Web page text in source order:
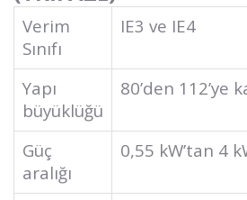
Verim
Sınıfı
IE3 ve IE4
Yapı
büyüklüğü
80’den 112’ye
Güç
aralığı
0,55 kW’tan 4